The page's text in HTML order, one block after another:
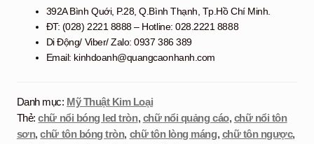
392A Bình Quới, P.28, Q.Bình Thạnh, Tp.Hồ Chí Minh.
ĐT: (028) 2221 8888 – Hotline: 028.2221 8888
Di Động/ Viber/ Zalo: 0937 386 389
Email: kinhdoanh@quangcaonhanh.com
Danh mục: Mỹ Thuật Kim Loại
Thẻ:chữ nổi bóng led tròn, chữ nổi quảng cáo, chữ nổi tôn
sơn,chữ tôn bóng tròn, chữ tôn lòng máng, chữ tôn ngược,